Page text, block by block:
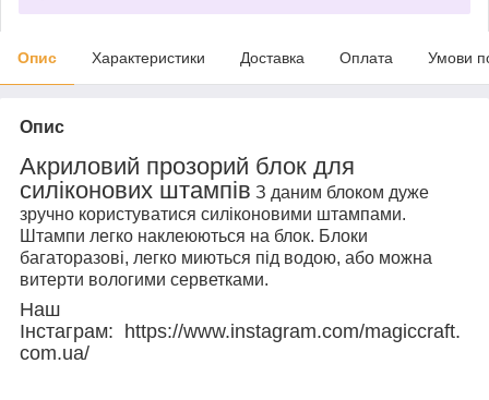
Опис Характеристики Доставка Оплата Умови
Опис
Акриловий прозорий блок для
силіконових штампів З даним блоком дуже
зручно користуватися силіконовими штампами.
Штампи легко наклеюються на блок. Блоки
багаторазові, легко миються під водою, або можна
витерти вологими серветками.
Наш
Інстаграм: https://www.instagram.com/magiccraft.
com.ua/